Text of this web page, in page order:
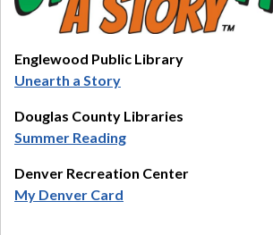
Englewood Public Library
Unearth a Story
Douglas County Libraries
Summer Reading
Denver Recreation Center
My Denver Card